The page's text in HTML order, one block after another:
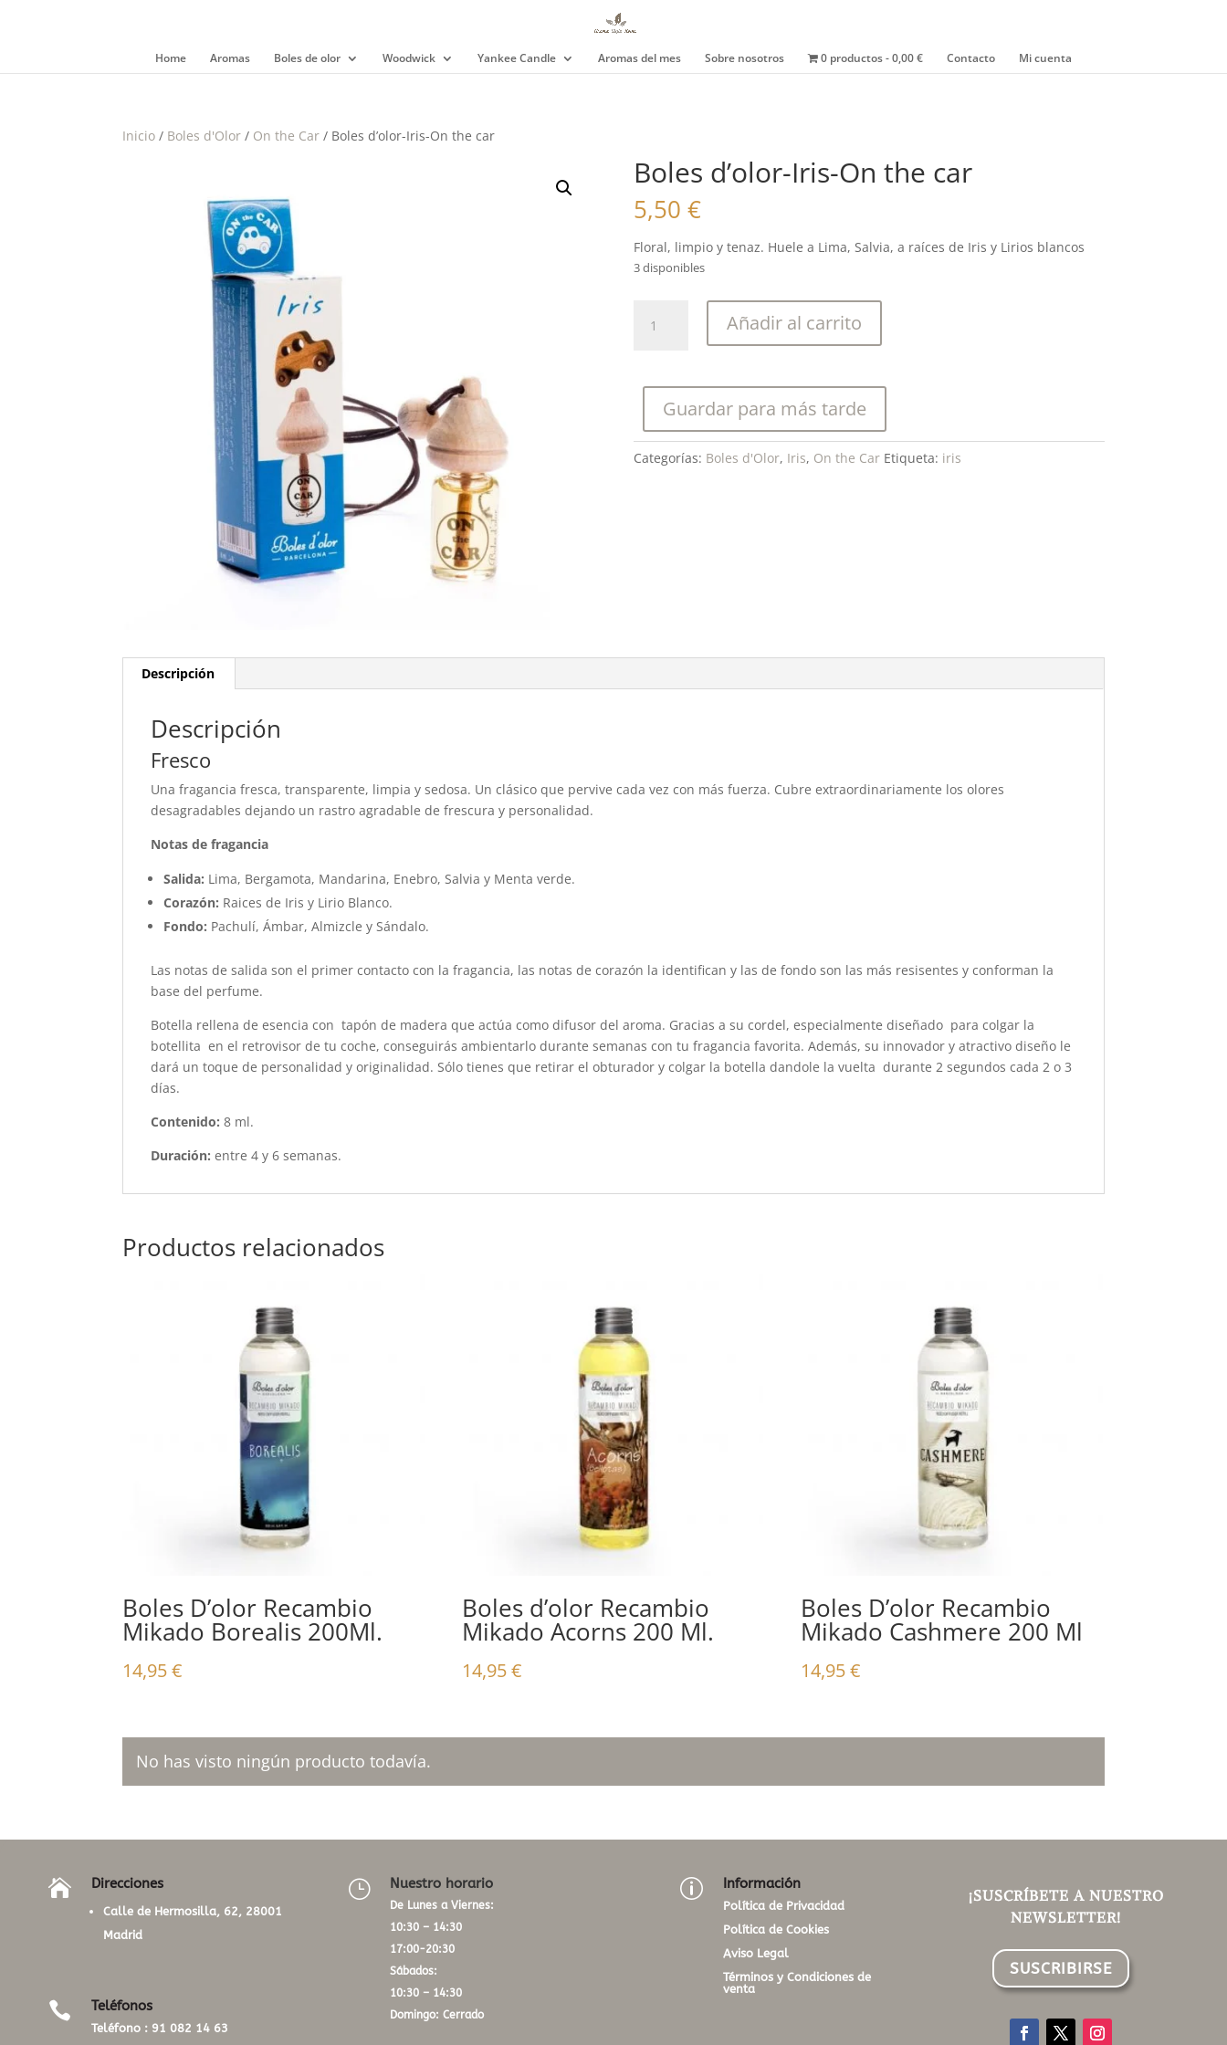
Home Aromas Boles de olor Woodwick Yankee Candle Aromas del mes Sobre nosotros 0 productos 0,00 € Contacto Mi cuenta
Inicio / Boles d'Olor / On the Car / Boles d’olor-Iris-On the car
Boles d’olor-Iris-On the car
5,50 €
Floral, limpio y tenaz. Huele a Lima, Salvia, a raíces de Iris y Lirios blancos
3 disponibles
d'olor-
the
cantidad
Añadir al carrito
Guardar para más tarde
Categorías: Boles d'Olor, Iris, On the Car Etiqueta: iris
Descripción
Descripción
Fresco
Una fragancia fresca, transparente, limpia y sedosa. Un clásico que pervive cada vez con más fuerza. Cubre extraordinariamente los olores
desagradables dejando un rastro agradable de frescura y personalidad.
Notas de fragancia
Salida: Lima, Bergamota, Mandarina, Enebro, Salvia y Menta verde.
Corazón: Raices de Iris y Lirio Blanco.
Fondo: Pachulí, Ámbar, Almizcle y Sándalo.
Las notas de salida son el primer contacto con la fragancia, las notas de corazón la identifican y las de fondo son las más resisentes y conforman la
base del perfume.
Botella rellena de esencia con tapón de madera que actúa como difusor del aroma. Gracias a su cordel, especialmente diseñado para colgar la
botellita en el retrovisor de tu coche, conseguirás ambientarlo durante semanas con tu fragancia favorita. Además, su innovador y atractivo diseño le
dará un toque de personalidad y originalidad. Sólo tienes que retirar el obturador y colgar la botella dandole la vuelta durante 2 segundos cada 2 o 3
días.
Contenido: 8 ml.
Duración:entre 4 y 6 semanas.
Productos relacionados
Boles D’olor Recambio
Mikado Borealis 200Ml.
14,95€
Boles d’olor Recambio
Mikado Acorns 200 Ml.
14,95€
Boles D’olor Recambio
Mikado Cashmere 200 Ml
14,95€
No has visto ningún producto todavía.
 Direcciones
Calle de Hermosilla, 62, 28001
Madrid
 Teléfonos
Teléfono : 91 082 14 63
} Nuestro horario
De Lunes a Viernes:
10:30 – 14:30
17:00-20:30
Sábados:
10:30 – 14:30
Domingo: Cerrado
p Información
Política de Privacidad
Política de Cookies
Aviso Legal
Términos y Condiciones de
venta
¡SUSCRÍBETE A NUESTRO
NEWSLETTER!
SUSCRIBIRSE